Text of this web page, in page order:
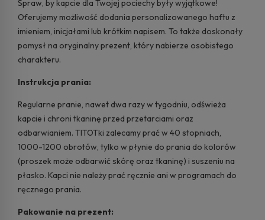
Spraw, by kapcie dla Twojej pociechy były wyjątkowe!
Oferujemy możliwość dodania personalizowanego haftu z
imieniem, inicjałami lub krótkim napisem. To także doskonały
pomysł na oryginalny prezent, który nabierze osobistego
charakteru.
Instrukcja prania:
Regularne pranie, nawet dwa razy w tygodniu, odświeża
kapcie i chroni tkaninę przed przetarciami oraz
odbarwianiem. TITOTki zalecamy prać w 40 stopniach,
1000-1200 obrotów, tylko w płynie do prania do kolorów
(proszek może odbarwić skórę oraz tkaninę) i suszeniu na
płasko. Kapci nie należy prać ręcznie ani w programach do
ręcznego prania.
Pakowanie na prezent: